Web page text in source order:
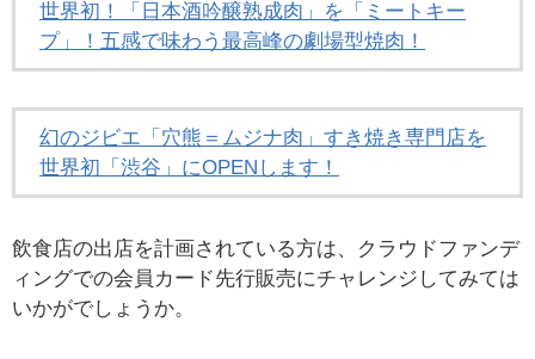
世界初！「日本酒吟醸熟成肉」を「ミートキー
プ」！五感で味わう最高峰の劇場型焼肉！
幻のジビエ「穴熊＝ムジナ肉」すき焼き専門店を
世界初「渋谷」にOPENします！
飲食店の出店を計画されている方は、クラウドファンデ
ィングでの会員カード先行販売にチャレンジしてみては
いかがでしょうか。